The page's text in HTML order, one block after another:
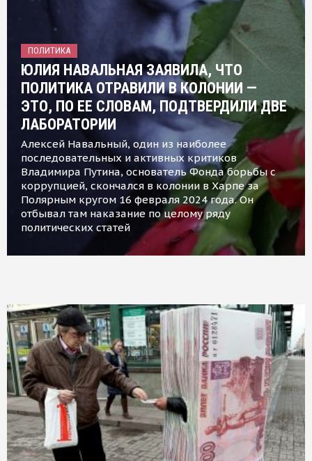
ПОЛИТИКА
ЮЛИЯ НАВАЛЬНАЯ ЗАЯВИЛА, ЧТО
ПОЛИТИКА ОТРАВИЛИ В КОЛОНИИ —
ЭТО, ПО ЕЕ СЛОВАМ, ПОДТВЕРДИЛИ ДВЕ
ЛАБОРАТОРИИ
Алексей Навальный, один из наиболее
последовательных и активных критиков
Владимира Путина, основатель Фонда борьбы с
коррупцией, скончался в колонии в Харпе за
Полярным кругом 16 февраля 2024 года. Он
отбывал там наказание по целому ряду
политических статей